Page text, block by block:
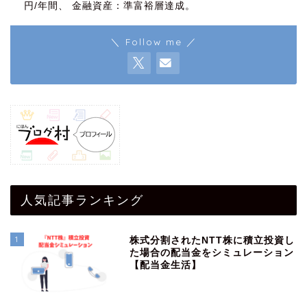
円/年間、 金融資産：準富裕層達成。
＼ Follow me ／
人気記事ランキング
1
株式分割されたNTT株に積立投資し
た場合の配当金をシミュレーション
【配当金生活】